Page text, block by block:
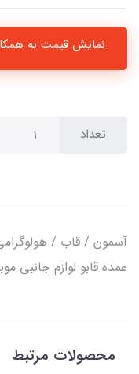
نمایش قیمت به
تعداد
آسمون / قاب /
عمده قابو لوازم جانبی
محصولات مرتبط